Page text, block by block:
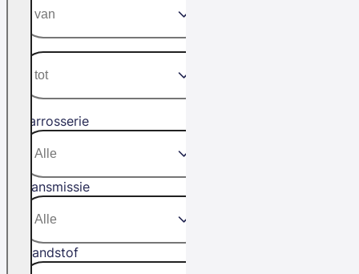
Carrosserie
Transmissie
Brandstof